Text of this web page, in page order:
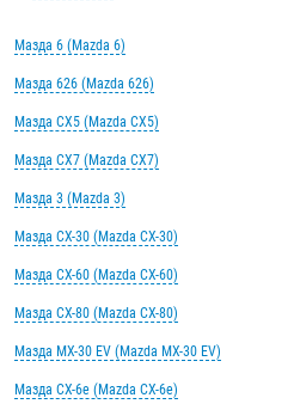
Мазда 6 (Mazda 6)
Мазда 626 (Mazda 626)
Мазда CX5 (Mazda CX5)
Мазда CX7 (Mazda CX7)
Мазда 3 (Mazda 3)
Мазда CX-30 (Mazda CX-30)
Мазда CX-60 (Mazda CX-60)
Мазда CX-80 (Mazda CX-80)
Мазда MX-30 EV (Mazda MX-30 EV)
Мазда CX-6e (Mazda CX-6e)